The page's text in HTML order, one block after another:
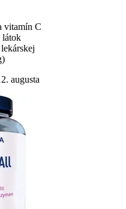
vitamín C
látok
augusta